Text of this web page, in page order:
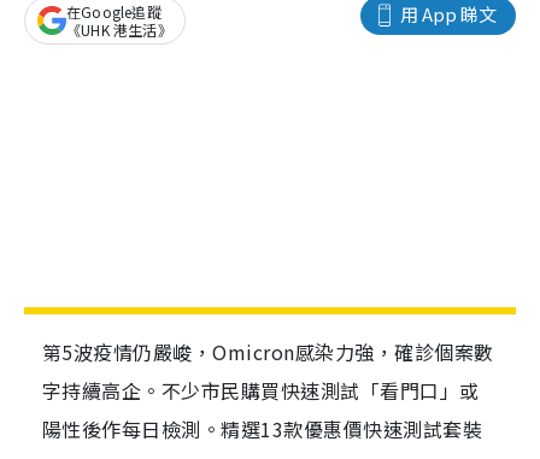
用 App 睇文
在Google追蹤
《UHK 港生活》
第5波疫情仍嚴峻，Omicron感染力強，確診個案數
字持續高企。不少市民購買快速測試「看門口」或
陽性後作每日檢測。精選13款優惠價快速測試套裝